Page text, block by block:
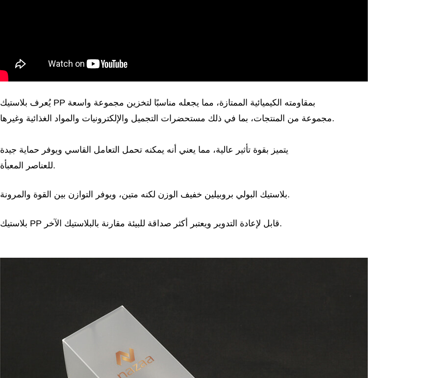
يُعرف بلاستيك PP بمقاومته الكيميائية الممتازة، مما يجعله مناسبًا لتخزين مجموعة واسعة
مجموعة من المنتجات، بما في ذلك مستحضرات التجميل والإلكترونيات والمواد الغذائية وغيرها.
يتميز بقوة تأثير عالية، مما يعني أنه يمكنه تحمل التعامل القاسي ويوفر حماية جيدة
للعناصر المعبأة.
بلاستيك البولي بروبيلين خفيف الوزن لكنه متين، ويوفر التوازن بين القوة والمرونة.
بلاستيك PP قابل لإعادة التدوير ويعتبر أكثر صداقة للبيئة مقارنة بالبلاستيك الآخر.